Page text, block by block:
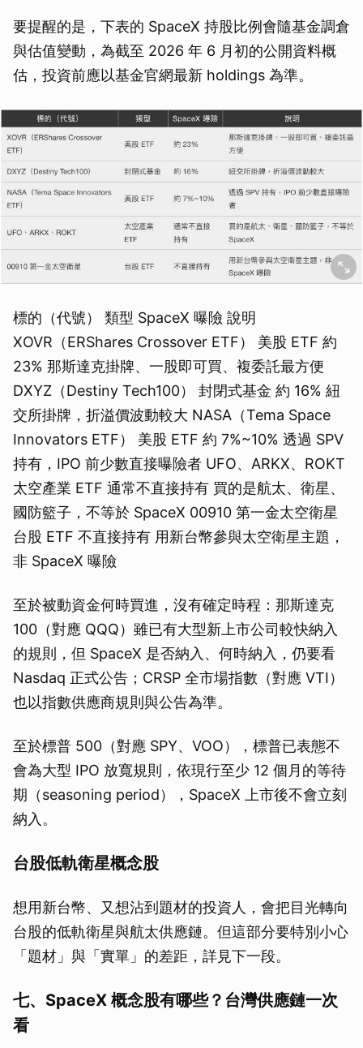
要提醒的是，下表的 SpaceX 持股比例會隨基金調倉
與估值變動，為截至 2026 年 6 月初的公開資料概
估，投資前應以基金官網最新 holdings 為準。
標的（代號） 類型 SpaceX 曝險 說明
XOVR（ERShares Crossover ETF） 美股 ETF 約
23% 那斯達克掛牌、一股即可買、複委託最方便
DXYZ（Destiny Tech100） 封閉式基金 約 16% 紐
交所掛牌，折溢價波動較大 NASA（Tema Space
Innovators ETF） 美股 ETF 約 7%~10% 透過 SPV
持有，IPO 前少數直接曝險者 UFO、ARKX、ROKT
太空產業 ETF 通常不直接持有 買的是航太、衛星、
國防籃子，不等於 SpaceX 00910 第一金太空衛星
台股 ETF 不直接持有 用新台幣參與太空衛星主題，
非 SpaceX 曝險
至於被動資金何時買進，沒有確定時程：那斯達克
100（對應 QQQ）雖已有大型新上市公司較快納入
的規則，但 SpaceX 是否納入、何時納入，仍要看
Nasdaq 正式公告；CRSP 全市場指數（對應 VTI）
也以指數供應商規則與公告為準。
至於標普 500（對應 SPY、VOO），標普已表態不
會為大型 IPO 放寬規則，依現行至少 12 個月的等待
期（seasoning period），SpaceX 上市後不會立刻
納入。
台股低軌衛星概念股
想用新台幣、又想沾到題材的投資人，會把目光轉向
台股的低軌衛星與航太供應鏈。但這部分要特別小心
「題材」與「實單」的差距，詳見下一段。
七、SpaceX 概念股有哪些？台灣供應鏈一次
看